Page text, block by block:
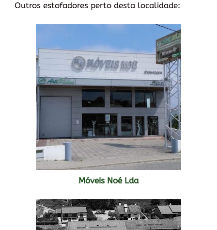
Outros estofadores perto desta localidade:
Móveis Noé Lda